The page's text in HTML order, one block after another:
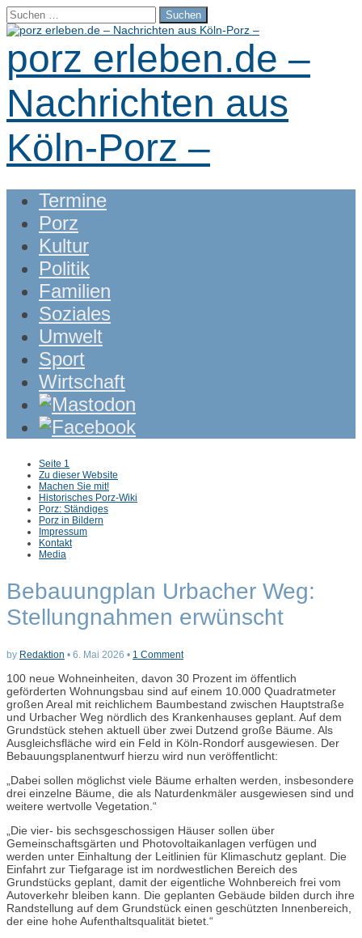
Suchen
nach:
porz erleben.de –
Nachrichten aus
Köln-Porz –
Main
menu
Skip
content
Termine
Porz
Kultur
Politik
Familien
Soziales
Umwelt
Sport
Wirtschaft
menu
Seite 1
Zu dieser Website
Machen Sie mit!
Historisches Porz-Wiki
Porz: Ständiges
Porz in Bildern
Impressum
Kontakt
Media
Bebauungplan Urbacher Weg:
Stellungnahmen erwünscht
by Redaktion • 6. Mai 2026 • 1 Comment
100 neue Wohneinheiten, davon 30 Prozent im öffentlich
geförderten Wohnungsbau sind auf einem 10.000 Quadratmeter
großen Areal mit reichlichem Baumbestand zwischen Hauptstraße
und Urbacher Weg nördlich des Krankenhauses geplant. Auf dem
Grundstück stehen aktuell über zwei Dutzend große Bäume. Als
Ausgleichsfläche wird ein Feld in Köln-Rondorf ausgewiesen. Der
Bebauungsplanentwurf hierzu wird nun veröffentlicht:
„Dabei sollen möglichst viele Bäume erhalten werden, insbesondere
drei einzelne Bäume, die als Naturdenkmäler ausgewiesen sind und
weitere wertvolle Vegetation.“
„Die vier- bis sechsgeschossigen Häuser sollen über
Gemeinschaftsgärten und Photovoltaikanlagen verfügen und
werden unter Einhaltung der Leitlinien für Klimaschutz geplant. Die
Einfahrt zur Tiefgarage ist im nordwestlichen Bereich des
Grundstücks geplant, damit der eigentliche Wohnbereich frei vom
Autoverkehr bleiben kann. Die geplanten Gebäude bilden durch ihre
Randstellung auf dem Grundstück einen geschützten Innenbereich,
der eine hohe Aufenthaltsqualität bietet.“